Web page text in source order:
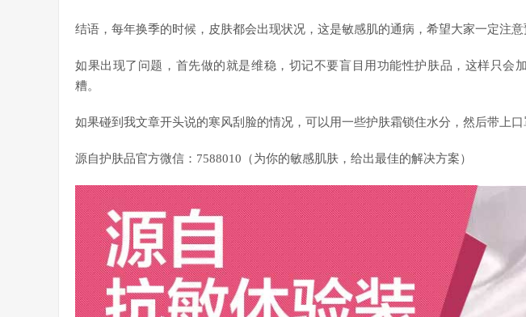
结语，每年换季的时候，皮肤都会出现状况，这是敏感肌的通病，希望大家一定注意
如果出现了问题，首先做的就是维稳，切记不要盲目用功能性护肤品，这样只会
糟。
如果碰到我文章开头说的寒风刮脸的情况，可以用一些护肤霜锁住水分，然后带上口
源自护肤品官方微信：7588010（为你的敏感肌肤，给出最佳的解决方案）